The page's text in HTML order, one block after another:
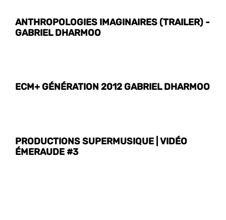
ANTHROPOLOGIES IMAGINAIRES (TRAILER) -
GABRIEL DHARMOO
ECM+ GÉNÉRATION 2012 GABRIEL DHARMOO
PRODUCTIONS SUPERMUSIQUE | VIDÉO
ÉMERAUDE #3